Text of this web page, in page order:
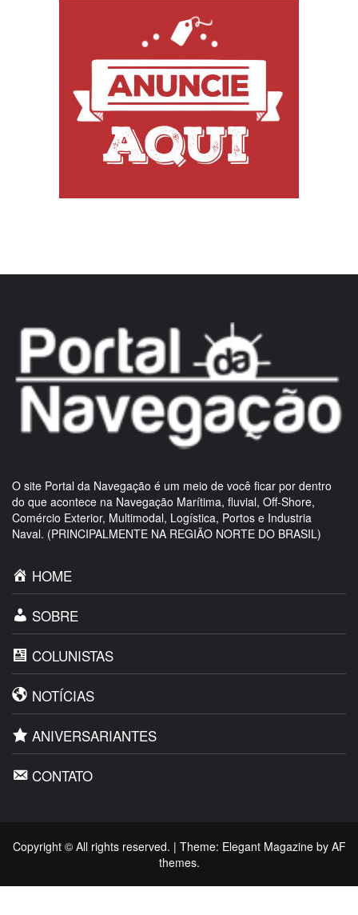
O site Portal da Navegação é um meio de você ficar por dentro
do que acontece na Navegação Marítima, fluvial, Off-Shore,
Comércio Exterior, Multimodal, Logística, Portos e Industria
Naval. (PRINCIPALMENTE NA REGIÃO NORTE DO BRASIL)
HOME
SOBRE
COLUNISTAS
NOTÍCIAS
ANIVERSARIANTES
CONTATO
Copyright © All rights reserved. | Theme: Elegant Magazineby AF
themes.